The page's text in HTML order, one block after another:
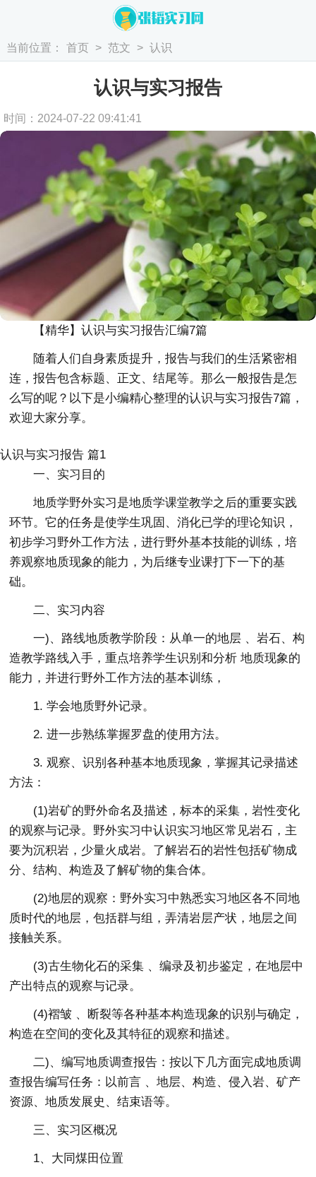
当前位置： 首页 > 范文 > 认识
认识与实习报告
时间：2024-07-22 09:41:41
【精华】认识与实习报告汇编7篇
随着人们自身素质提升，报告与我们的生活紧密相
连，报告包含标题、正文、结尾等。那么一般报告是怎
么写的呢？以下是小编精心整理的认识与实习报告7篇，
欢迎大家分享。
认识与实习报告 篇1
一、实习目的
地质学野外实习是地质学课堂教学之后的重要实践
环节。它的任务是使学生巩固、消化已学的理论知识，
初步学习野外工作方法，进行野外基本技能的训练，培
养观察地质现象的能力，为后继专业课打下一下的基
础。
二、实习内容
一)、路线地质教学阶段：从单一的地层 、岩石、构
造教学路线入手，重点培养学生识别和分析 地质现象的
能力，并进行野外工作方法的基本训练，
1. 学会地质野外记录。
2. 进一步熟练掌握罗盘的使用方法。
3. 观察、识别各种基本地质现象，掌握其记录描述
方法：
(1)岩矿的野外命名及描述，标本的采集，岩性变化
的观察与记录。野外实习中认识实习地区常见岩石，主
要为沉积岩，少量火成岩。了解岩石的岩性包括矿物成
分、结构、构造及了解矿物的集合体。
(2)地层的观察：野外实习中熟悉实习地区各不同地
质时代的地层，包括群与组，弄清岩层产状，地层之间
接触关系。
(3)古生物化石的采集 、编录及初步鉴定，在地层中
产出特点的观察与记录。
(4)褶皱 、断裂等各种基本构造现象的识别与确定，
构造在空间的变化及其特征的观察和描述。
二)、编写地质调查报告：按以下几方面完成地质调
查报告编写任务：以前言 、地层、构造、侵入岩、矿产
资源、地质发展史、结束语等。
三、实习区概况
1、大同煤田位置